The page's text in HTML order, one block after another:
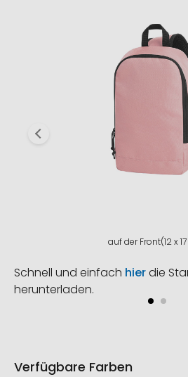
auf der Front(12 x
Schnell und einfach hierdie
herunterladen.
Verfügbare Farben